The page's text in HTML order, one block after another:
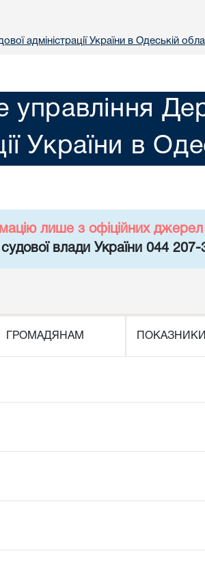
адміністрації України в Одеській
управління
України в
лише з офіційних джерел
влади України 044
ГРОМАДЯНАМ ПОКАЗНИКИ